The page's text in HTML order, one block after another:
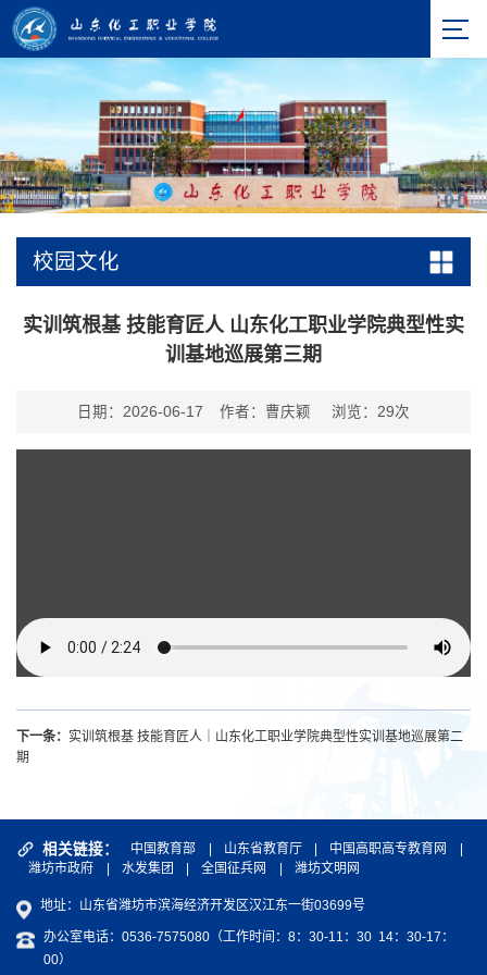
校园文化
实训筑根基 技能育匠人 山东化工职业学院典型性实
训基地巡展第三期
日期：2026-06-17 作者：曹庆颖 浏览： 29次
下一条： 实训筑根基 技能育匠人｜山东化工职业学院典型性实训基地巡展第二
期
相关链接： 中国教育部 山东省教育厅 中国高职高专教育网
潍坊市政府
水发集团 全国征兵网 潍坊文明网
地址：山东省潍坊市滨海经济开发区汉江东一街03699号
办公室电话：0536-7575080（工作时间：8：30-11：30 14：30-17：
00）